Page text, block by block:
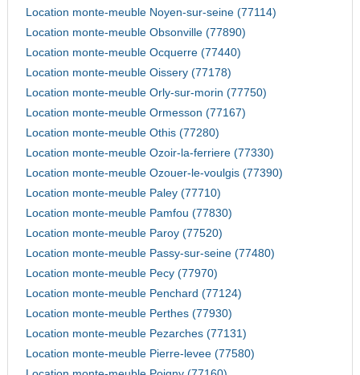
Location monte-meuble Noyen-sur-seine (77114)
Location monte-meuble Obsonville (77890)
Location monte-meuble Ocquerre (77440)
Location monte-meuble Oissery (77178)
Location monte-meuble Orly-sur-morin (77750)
Location monte-meuble Ormesson (77167)
Location monte-meuble Othis (77280)
Location monte-meuble Ozoir-la-ferriere (77330)
Location monte-meuble Ozouer-le-voulgis (77390)
Location monte-meuble Paley (77710)
Location monte-meuble Pamfou (77830)
Location monte-meuble Paroy (77520)
Location monte-meuble Passy-sur-seine (77480)
Location monte-meuble Pecy (77970)
Location monte-meuble Penchard (77124)
Location monte-meuble Perthes (77930)
Location monte-meuble Pezarches (77131)
Location monte-meuble Pierre-levee (77580)